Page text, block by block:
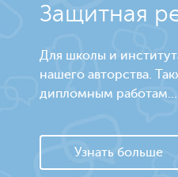
Защитная
Для школы и
нашего авторства.
дипломным
Узнать больше